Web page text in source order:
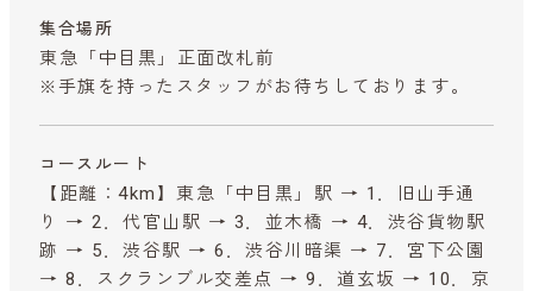
集合場所
東急「中目黒」正面改札前
※手旗を持ったスタッフがお待ちしております。
コースルート
【距離：4km】東急「中目黒」駅 → 1．旧山手通
り → 2．代官山駅 → 3．並木橋 → 4．渋谷貨物駅
跡 → 5．渋谷駅 → 6．渋谷川暗渠 → 7．宮下公園
→ 8．スクランブル交差点 → 9．道玄坂 → 10．京